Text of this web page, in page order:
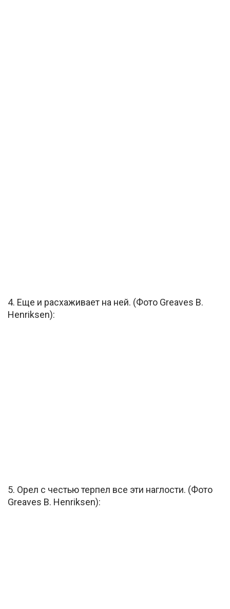
4. Еще и расхаживает на ней. (Фото Greaves B.
Henriksen):
5. Орел с честью терпел все эти наглости. (Фото
Greaves B. Henriksen):